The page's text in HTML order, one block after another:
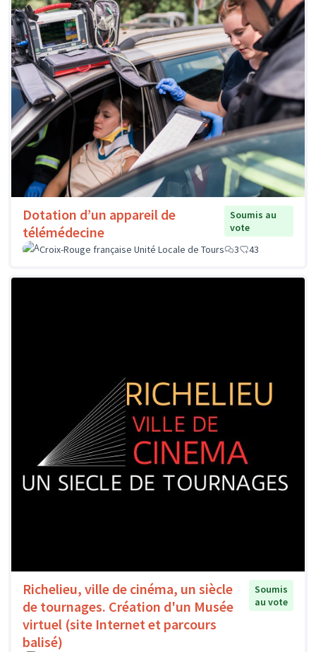
Dotation d’un appareil de
télémédecine
Soumis au
vote
Croix-Rouge française Unité Locale de Tours
3 43
Richelieu, ville de cinéma, un siècle
de tournages. Création d'un Musée
virtuel (site Internet et parcours
balisé)
Soumis
au vote